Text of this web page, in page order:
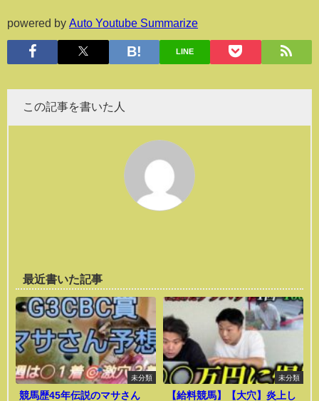
powered by Auto Youtube Summarize
LINE
この記事を書いた人
最近書いた記事
未分類
競馬歴45年伝説のマサさん
未分類
【給料競馬】【大穴】炎上し